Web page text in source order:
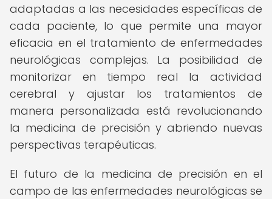
adaptadas a las necesidades específicas de
cada paciente, lo que permite una mayor
eficacia en el tratamiento de enfermedades
neurológicas complejas. La posibilidad de
monitorizar en tiempo real la actividad
cerebral y ajustar los tratamientos de
manera personalizada está revolucionando
la medicina de precisión y abriendo nuevas
perspectivas terapéuticas.
El futuro de la medicina de precisión en el
campo de las enfermedades neurológicas se